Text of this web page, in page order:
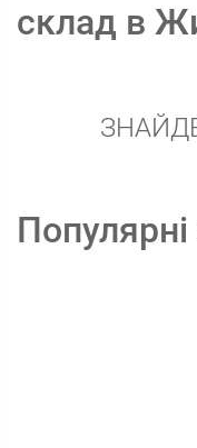
склад в
Популярні